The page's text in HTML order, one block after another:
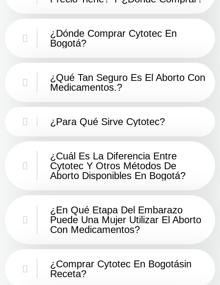
¿Dónde Comprar Cytotec En
Bogotá?
¿Qué Tan Seguro Es El Aborto Con
Medicamentos.?
¿Para Qué Sirve Cytotec?
¿Cuál Es La Diferencia Entre
Cytotec Y Otros Métodos De
Aborto Disponibles En Bogotá?
¿En Qué Etapa Del Embarazo
Puede Una Mujer Utilizar El Aborto
Con Medicamentos?
¿Comprar Cytotec En Bogotásin
Receta?